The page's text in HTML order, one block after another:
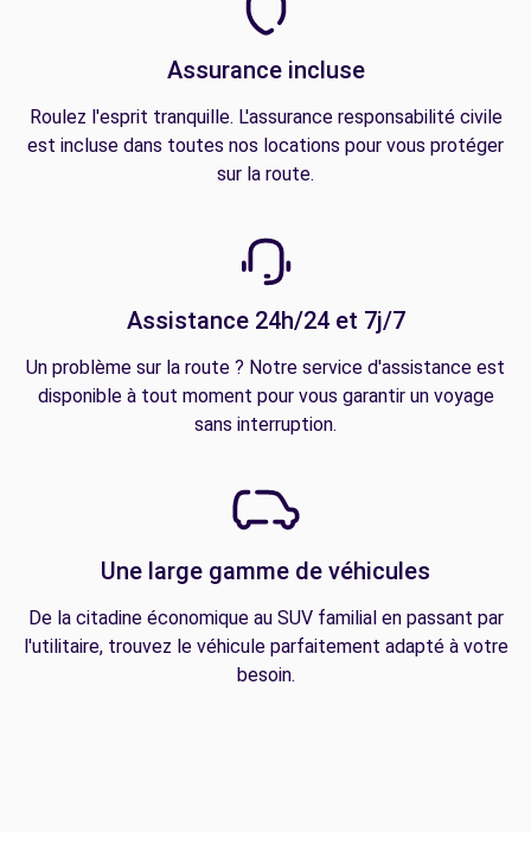
Assurance incluse
Roulez l'esprit tranquille. L'assurance responsabilité civile
est incluse dans toutes nos locations pour vous protéger
sur la route.
Assistance 24h/24 et 7j/7
Un problème sur la route ? Notre service d'assistance est
disponible à tout moment pour vous garantir un voyage
sans interruption.
Une large gamme de véhicules
De la citadine économique au SUV familial en passant par
l'utilitaire, trouvez le véhicule parfaitement adapté à votre
besoin.